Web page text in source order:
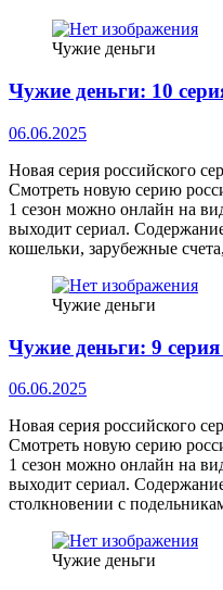
Чужие деньги
Чужие деньги: 10
06.06.2025
Новая серия российского
Смотреть новую серию
1 сезон можно онлайн на
выходит сериал.
кошельки, зарубежные
Чужие деньги
Чужие деньги: 9 серия
06.06.2025
Новая серия российского
Смотреть новую серию
1 сезон можно онлайн на
выходит сериал.
столкновении с
Чужие деньги